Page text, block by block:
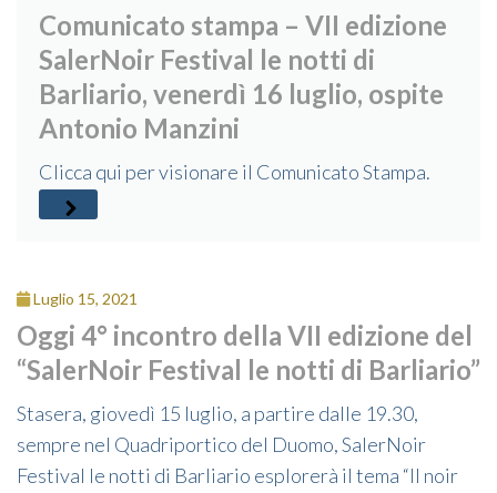
Comunicato stampa – VII edizione
SalerNoir Festival le notti di
Barliario, venerdì 16 luglio, ospite
Antonio Manzini
Clicca qui per visionare il Comunicato Stampa.
Luglio 15, 2021
Oggi 4° incontro della VII edizione del
“SalerNoir Festival le notti di Barliario”
Stasera, giovedì 15 luglio, a partire dalle 19.30,
sempre nel Quadriportico del Duomo, SalerNoir
Festival le notti di Barliario esplorerà il tema “Il noir